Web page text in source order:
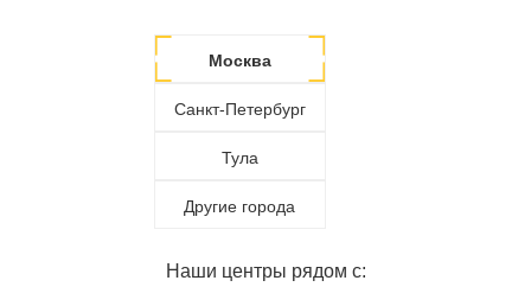
Москва
Санкт-Петербург
Тула
Другие города
Наши центры рядом с: